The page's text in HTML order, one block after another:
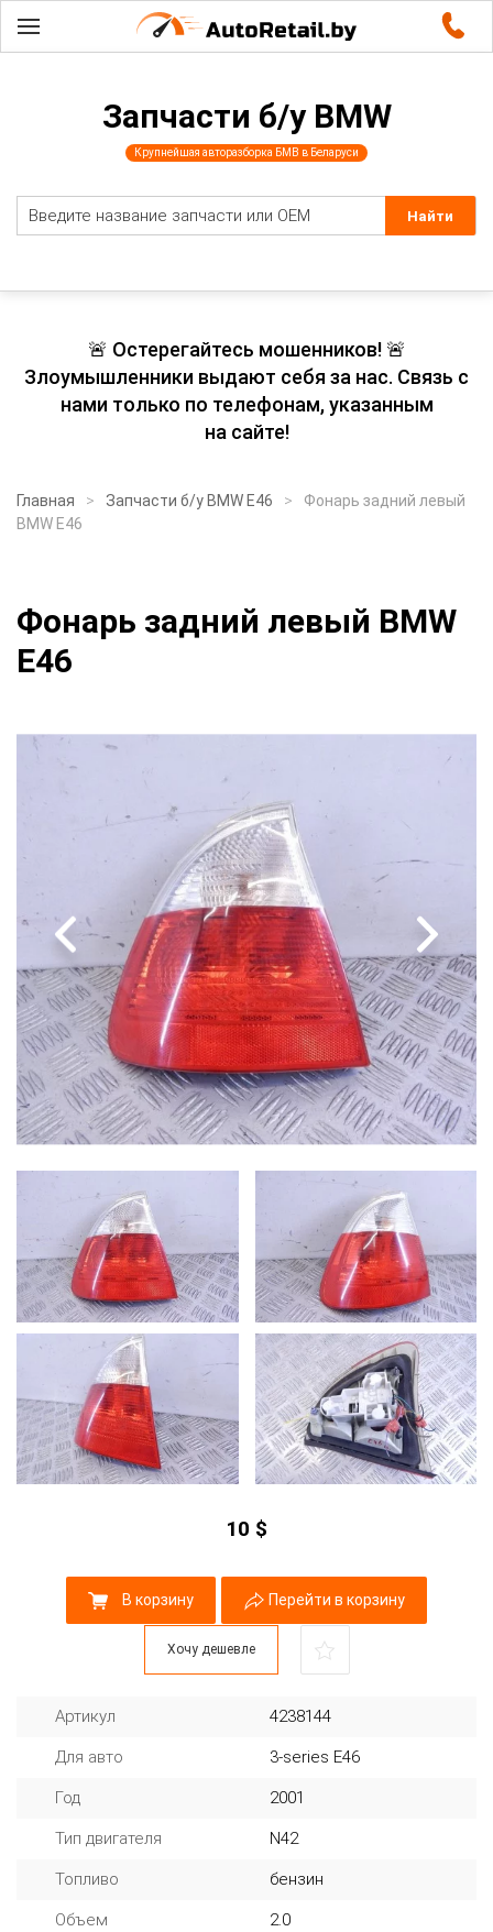
Запчасти б/у BMW
Крупнейшая авторазборка БМВ в Беларуси
🚨 Остерегайтесь мошенников! 🚨
Злоумышленники выдают себя за нас. Связь с
нами только по телефонам, указанным
на сайте!
Главная Запчасти б/у BMW E46
Фонарь задний левый
BMW E46
Фонарь задний левый BMW
E46
10 $
В корзину Перейти в корзину
Хочу дешевле
Артикул 4238144
Для авто 3-series E46
Год 2001
Тип двигателя N42
Топливо бензин
Объем 2.0